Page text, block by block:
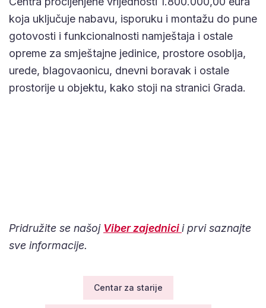
koja uključuje nabavu, isporuku i montažu do pune
gotovosti i funkcionalnosti namještaja i ostale
opreme za smještajne jedinice, prostore osoblja,
urede, blagovaonicu, dnevni boravak i ostale
prostorije u objektu, kako stoji na stranici Grada.
Pridružite se našoj Viber zajednicii prvi saznajte
sve informacije.
Centar za starije